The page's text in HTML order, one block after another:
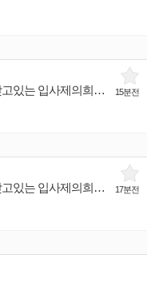
15분전
서울 구로구 에서 외식/식품류 일자리를 찾고있는 입사제의희망 인재입니다.
17분전
대전 전체 에서 뷰티/화장품류 일자리를 찾고있는 입사제의희망 인재입니다.